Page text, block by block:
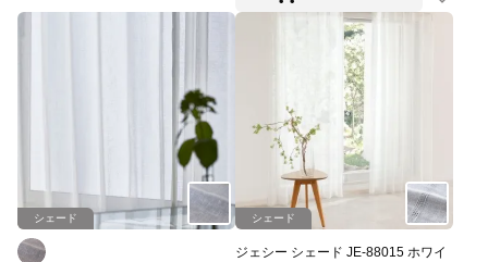
シェード シェード
ジェシー シェード JE-88015 ホワイ